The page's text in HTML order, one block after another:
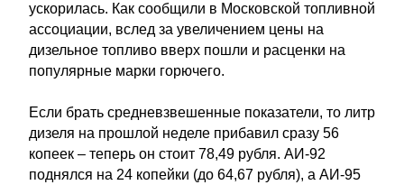
ускорилась. Как сообщили в Московской топливной
ассоциации, вслед за увеличением цены на
дизельное топливо вверх пошли и расценки на
популярные марки горючего.
Если брать средневзвешенные показатели, то литр
дизеля на прошлой неделе прибавил сразу 56
копеек – теперь он стоит 78,49 рубля. АИ-92
поднялся на 24 копейки (до 64,67 рубля), а АИ-95